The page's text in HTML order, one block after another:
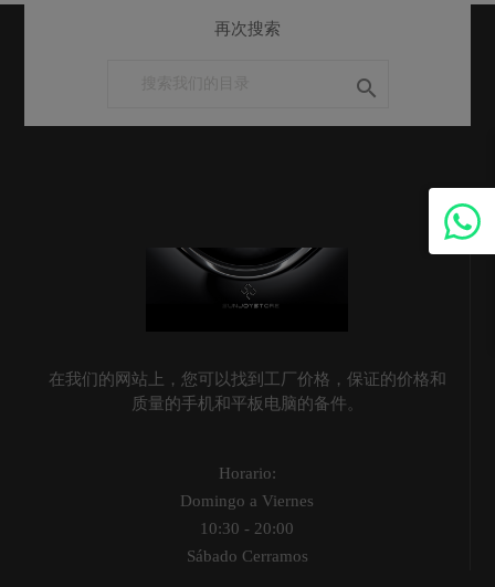
再次搜索

在我们的网站上，您可以找到工厂价格，保证的价格和
质量的手机和平板电脑的备件。
Horario:
Domingo a Viernes
10:30 - 20:00
Sábado Cerramos